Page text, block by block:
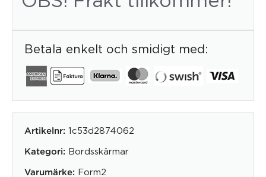
Betala enkelt och smidigt med:
Artikelnr: 1c53d2874062
Kategori: Bordsskärmar
Varumärke: Form2